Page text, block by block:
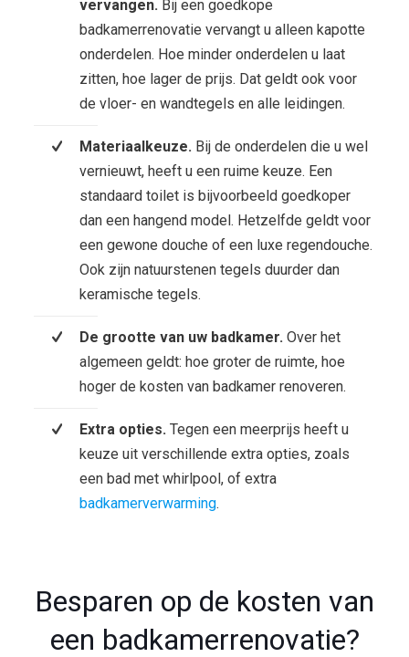
vervangen. Bij een goedkope
badkamerrenovatie vervangt u alleen kapotte
onderdelen. Hoe minder onderdelen u laat
zitten, hoe lager de prijs. Dat geldt ook voor
de vloer- en wandtegels en alle leidingen.
Materiaalkeuze. Bij de onderdelen die u wel
vernieuwt, heeft u een ruime keuze. Een
standaard toilet is bijvoorbeeld goedkoper
dan een hangend model. Hetzelfde geldt voor
een gewone douche of een luxe regendouche.
Ook zijn natuurstenen tegels duurder dan
keramische tegels.
De grootte van uw badkamer. Over het
algemeen geldt: hoe groter de ruimte, hoe
hoger de kosten van badkamer renoveren.
Extra opties. Tegen een meerprijs heeft u
keuze uit verschillende extra opties, zoals
een bad met whirlpool, of extra
badkamerverwarming.
Besparen op de kosten van
een badkamerrenovatie?